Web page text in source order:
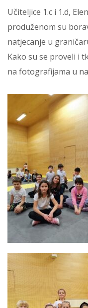
Učiteljice 1.c i 1.d,
produženom su
natjecanje u
Kako su se proveli i
na fotografijama u